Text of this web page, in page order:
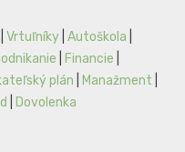
Vrtuľníky Autoškola
Financie
plán Manažment
Dovolenka